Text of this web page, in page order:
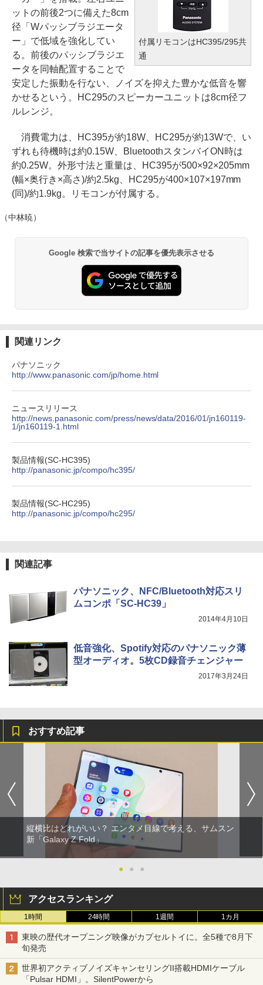
付属リモコンはHC395/295共
通
ットの前後2つに備えた8cm
径「Wパッシブラジエータ
ー」で低域を強化してい
る。前後のパッシブラジエ
ータを同軸配置することで
安定した振動を行ない、ノイズを抑えた豊かな低音を響
かせるという。HC295のスピーカーユニットは8cm径フ
ルレンジ。
消費電力は、HC395が約18W、HC295が約13Wで、い
ずれも待機時は約0.15W、BluetoothスタンバイON時は
約0.25W。外形寸法と重量は、HC395が500×92×205mm
(幅×奥行き×高さ)/約2.5kg、HC295が400×107×197mm
(同)/約1.9kg。リモコンが付属する。
（中林暁）
Google 検索で当サイトの記事を優先表示させる
関連リンク
パナソニック
http://www.panasonic.com/jp/home.html
ニュースリリース
http://news.panasonic.com/press/news/data/2016/01/jn160119-
1/jn160119-1.html
製品情報(SC-HC395)
http://panasonic.jp/compo/hc395/
製品情報(SC-HC295)
http://panasonic.jp/compo/hc295/
関連記事
パナソニック、NFC/Bluetooth対応スリ
ムコンポ「SC-HC39」
2014年4月10日
低音強化、Spotify対応のパナソニック薄
型オーディオ。5枚CD録音チェンジャー
2017年3月24日
おすすめ記事
縦横比はどれがいい？ エンタメ目線で考える、サムスン
新「Galaxy Z Fold」
● ● ●
アクセスランキング
1時間 24時間 1週間 1カ月
東映の歴代オープニング映像がカプセルトイに。全5種で8月下
旬発売
世界初アクティブノイズキャンセリングII搭載HDMIケーブル
「Pulsar HDMI」。SilentPowerから